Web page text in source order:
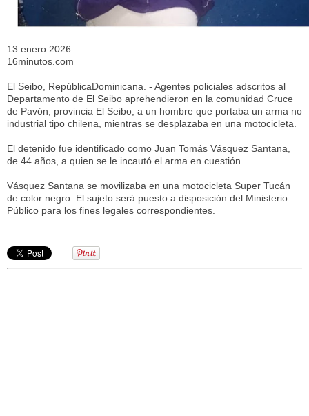
13 enero 2026
16minutos.com
El Seibo, RepúblicaDominicana. - Agentes policiales adscritos al
Departamento de El Seibo aprehendieron en la comunidad Cruce
de Pavón, provincia El Seibo, a un hombre que portaba un arma no
industrial tipo chilena, mientras se desplazaba en una motocicleta.
El detenido fue identificado como Juan Tomás Vásquez Santana,
de 44 años, a quien se le incautó el arma en cuestión.
Vásquez Santana se movilizaba en una motocicleta Super Tucán
de color negro. El sujeto será puesto a disposición del Ministerio
Público para los fines legales correspondientes.